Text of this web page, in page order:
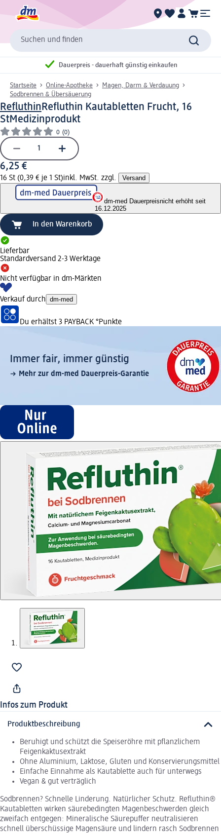
Suchen und finden
Dauerpreis - dauerhaft günstig einkaufen
Startseite Online-Apotheke
Magen, Darm & Verdauung
Sodbrennen & Übersäuerung
RefluthinRefluthin Kautabletten Frucht, 16
StMedizinprodukt
0 (0)
6,25 €
16 St (0,39 € je 1 St)inkl. MwSt. zzgl. Versand
dm-med Dauerpreisnicht erhöht seit
16.12.2025
In den Warenkorb
Lieferbar
Standardversand 2-3 Werktage
Nicht verfügbar in dm-Märkten
Verkauf durch dm-med
Du erhältst 3 PAYBACK °Punkte
Immer fair,­ immer günstig
Mehr zur dm-med Dauerpreis-Garantie
Infos zum Produkt
Produktbeschreibung
Beruhigt und schützt die Speiseröhre mit pflanzlichem
Feigenkaktusextrakt
Ohne Aluminium, Laktose, Gluten und Konservierungsmittel
Einfache Einnahme als Kautablette auch für unterwegs
Vegan & gut verträglich
Sodbrennen? Schnelle Linderung. Natürlicher Schutz. Refluthin®
Kautabletten wirken säurebedingten Magenbeschwerden gleich
zweifach entgegen: Mineralische Säurepuffer neutralisieren
schnell überschüssige Magensäure und lindern rasch Sodbrennen